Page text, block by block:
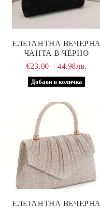
ЕЛЕГАНТНА ВЕЧЕРНА
ЧАНТА В ЧЕРНО
€23.00
44.98лв.
ЕЛЕГАНТНА ВЕЧЕРНА